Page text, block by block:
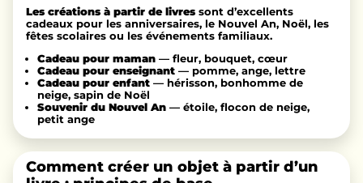
Les créations à partir de livres sont d’excellents
cadeaux pour les anniversaires, le Nouvel An, Noël, les
fêtes scolaires ou les événements familiaux.
Cadeau pour maman — fleur, bouquet, cœur
Cadeau pour enseignant — pomme, ange, lettre
Cadeau pour enfant — hérisson, bonhomme de
neige, sapin de Noël
Souvenir du Nouvel An — étoile, flocon de neige,
petit ange
Comment créer un objet à partir d’un